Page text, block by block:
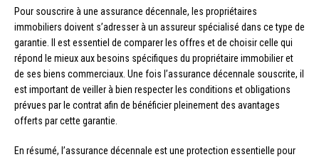
Pour souscrire à une assurance décennale, les propriétaires
immobiliers doivent s’adresser à un assureur spécialisé dans ce type de
garantie. Il est essentiel de comparer les offres et de choisir celle qui
répond le mieux aux besoins spécifiques du propriétaire immobilier et
de ses biens commerciaux. Une fois l’assurance décennale souscrite, il
est important de veiller à bien respecter les conditions et obligations
prévues par le contrat afin de bénéficier pleinement des avantages
offerts par cette garantie.
En résumé, l’assurance décennale est une protection essentielle pour